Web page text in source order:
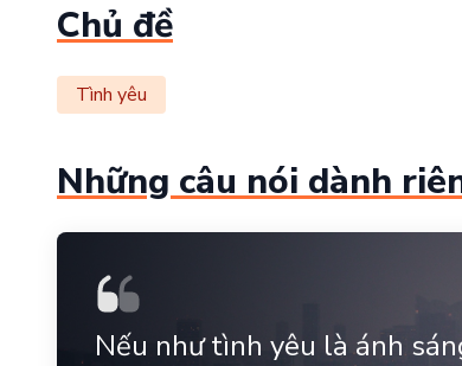
Chủ đề
Tình yêu
Những câu nói dành
Nếu như tình yêu là ánh